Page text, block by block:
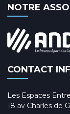
NOTRE
CONTACT
Les Espaces
18 av Charles de